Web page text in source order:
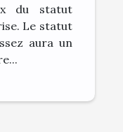
du statut
Le statut
aura un